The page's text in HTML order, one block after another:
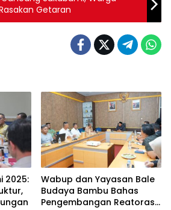
Getaran
2025:
Wabup dan Yayasan Bale
Budaya Bambu Bahas
Pengembangan Reatorasi